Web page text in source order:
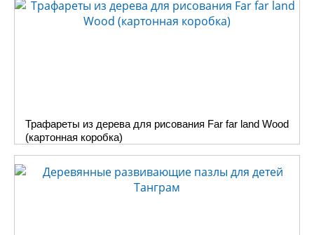
Трафареты из дерева для рисования Far far land Wood
(картонная коробка)